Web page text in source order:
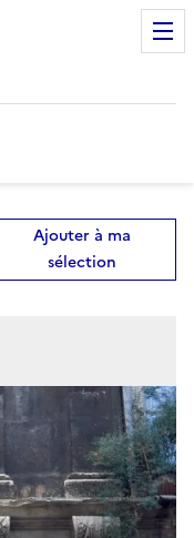
Ajouter à ma
sélection